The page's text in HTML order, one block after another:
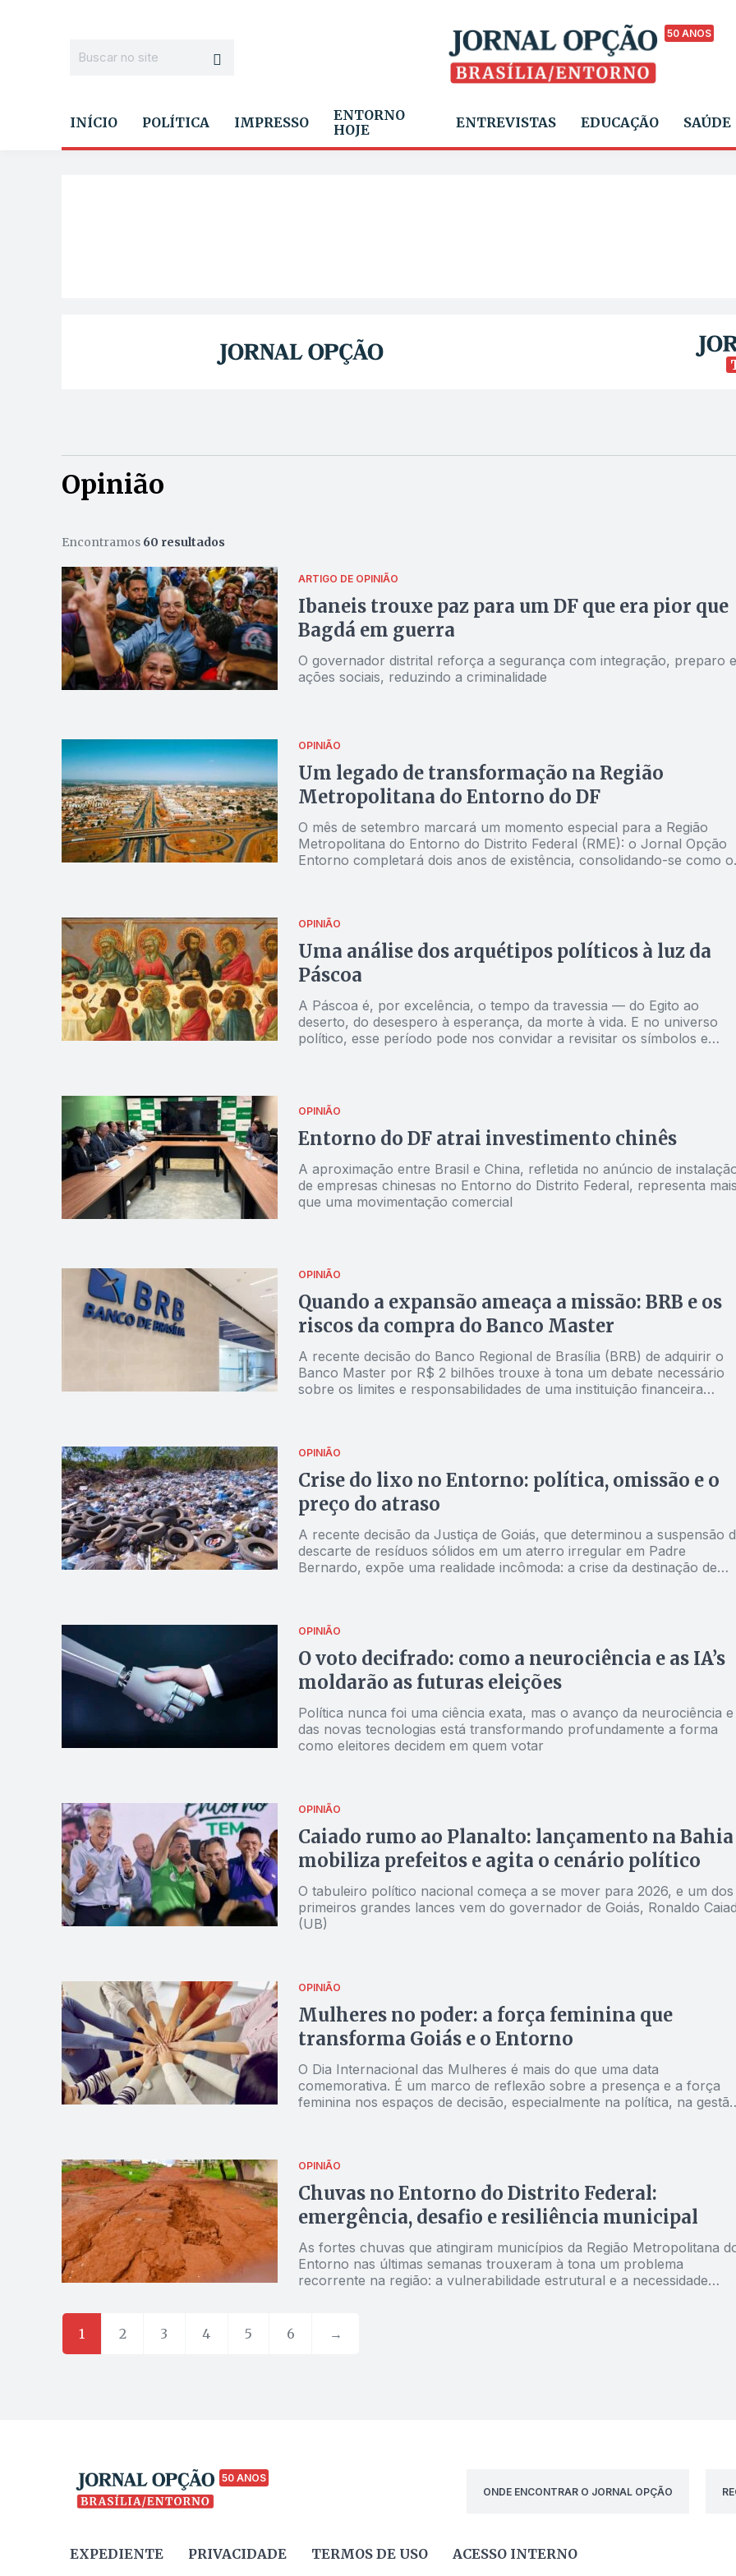
50 ANOS
INÍCIO POLÍTICA IMPRESSO
ENTORNO
HOJE
ENTREVISTAS EDUCAÇÃO SAÚDE
Opinião
Encontramos 60 resultados
ARTIGO DE OPINIÃO
Ibaneis trouxe paz para um DF que era pior que
Bagdá em guerra
O governador distrital reforça a segurança com integração, preparo e
ações sociais, reduzindo a criminalidade
OPINIÃO
Um legado de transformação na Região
Metropolitana do Entorno do DF
O mês de setembro marcará um momento especial para a Região
Metropolitana do Entorno do Distrito Federal (RME): o Jornal Opção
Entorno completará dois anos de existência, consolidando-se como o
OPINIÃO
Uma análise dos arquétipos políticos à luz da
Páscoa
A Páscoa é, por excelência, o tempo da travessia — do Egito ao
deserto, do desespero à esperança, da morte à vida. E no universo
político, esse período pode nos convidar a revisitar os símbolos e
OPINIÃO
Entorno do DF atrai investimento chinês
A aproximação entre Brasil e China, refletida no anúncio de
de empresas chinesas no Entorno do Distrito Federal, representa
que uma movimentação comercial
OPINIÃO
Quando a expansão ameaça a missão: BRB e os
riscos da compra do Banco Master
A recente decisão do Banco Regional de Brasília (BRB) de adquirir o
Banco Master por R$ 2 bilhões trouxe à tona um debate necessário
sobre os limites e responsabilidades de uma instituição financeira
OPINIÃO
Crise do lixo no Entorno: política, omissão e o
preço do atraso
A recente decisão da Justiça de Goiás, que determinou a suspensão
descarte de resíduos sólidos em um aterro irregular em Padre
Bernardo, expõe uma realidade incômoda: a crise da destinação de
OPINIÃO
O voto decifrado: como a neurociência e as IA’s
moldarão as futuras eleições
Política nunca foi uma ciência exata, mas o avanço da neurociência e
das novas tecnologias está transformando profundamente a forma
como eleitores decidem em quem votar
OPINIÃO
Caiado rumo ao Planalto: lançamento na Bahia
mobiliza prefeitos e agita o cenário político
O tabuleiro político nacional começa a se mover para 2026, e um dos
primeiros grandes lances vem do governador de Goiás, Ronaldo
(UB)
OPINIÃO
Mulheres no poder: a força feminina que
transforma Goiás e o Entorno
O Dia Internacional das Mulheres é mais do que uma data
comemorativa. É um marco de reflexão sobre a presença e a força
feminina nos espaços de decisão, especialmente na política, na
OPINIÃO
Chuvas no Entorno do Distrito Federal:
emergência, desafio e resiliência municipal
As fortes chuvas que atingiram municípios da Região Metropolitana
Entorno nas últimas semanas trouxeram à tona um problema
recorrente na região: a vulnerabilidade estrutural e a necessidade
1 2 3 4 5 6 →
50 ANOS
ONDE ENCONTRAR O JORNAL OPÇÃO
EXPEDIENTE PRIVACIDADE TERMOS DE USO ACESSO INTERNO